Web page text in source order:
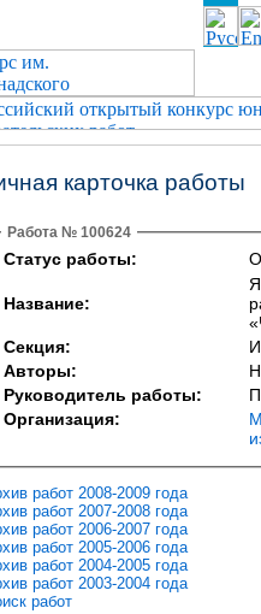
карточка работы
Работа № 100624
Статус работы:
Название:
Секция:
Авторы:
Руководитель работы:
Организация:
работ 2008-2009 года
работ 2007-2008 года
работ 2006-2007 года
работ 2005-2006 года
работ 2004-2005 года
работ 2003-2004 года
работ